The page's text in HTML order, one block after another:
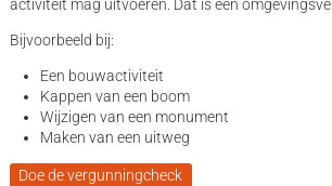
activiteit mag uitvoeren. Dat is een
Bijvoorbeeld bij:
Een bouwactiviteit
Kappen van een boom
Wijzigen van een monument
Maken van een uitweg
Doe de vergunningcheck